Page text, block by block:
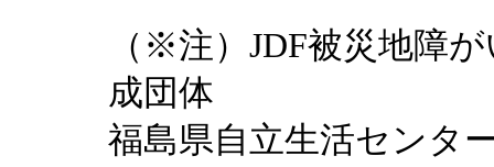
（※注）JDF被災地障
成団体
福島県自立生活センタ